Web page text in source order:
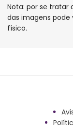
Nota: por se tratar
das imagens
físico.